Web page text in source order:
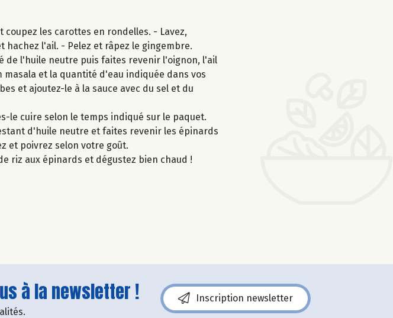
coupez les carottes en rondelles. - Lavez,
l'ail. - Pelez et râpez le gingembre.
de l'huile neutre puis faites revenir l'oignon, l'ail
et la quantité d'eau indiquée dans vos
et ajoutez-le à la sauce avec du sel et du
le cuire selon le temps indiqué sur le paquet.
d'huile neutre et faites revenir les épinards
et poivrez selon votre goût.
riz aux épinards et dégustez bien chaud !
à la newsletter ! Inscription newsletter